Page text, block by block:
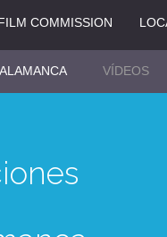
COMMISSION
VÍDEOS